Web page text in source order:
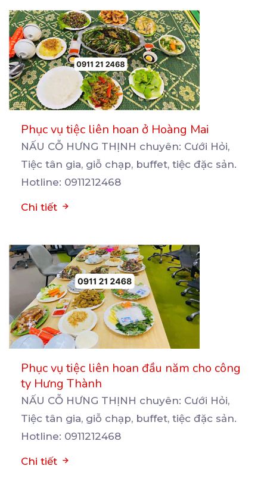
Phục vụ tiệc liên hoan ở Hoàng Mai
NẤU CỖ HƯNG THỊNH chuyên: Cưới Hỏi,
Tiệc tân gia, giỗ chạp, buffet, tiệc đặc sản.
Hotline: 0911212468
Chi tiết
Phục vụ tiệc liên hoan đầu năm cho công
ty Hưng Thành
NẤU CỖ HƯNG THỊNH chuyên: Cưới Hỏi,
Tiệc tân gia, giỗ chạp, buffet, tiệc đặc sản.
Hotline: 0911212468
Chi tiết